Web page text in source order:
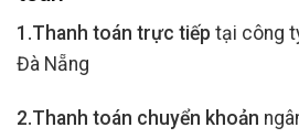
1.Thanh toán trực tiếp tại công
Đà Nẵng
2.Thanh toán chuyển khoản